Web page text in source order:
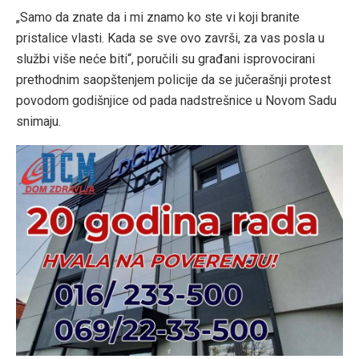
„Samo da znate da i mi znamo ko ste vi koji branite
pristalice vlasti. Kada se sve ovo završi, za vas posla u
službi više neće biti“, poručili su građani isprovocirani
prethodnim saopštenjem policije da se jučerašnji protest
povodom godišnjice od pada nadstrešnice u Novom Sadu
snimaju.